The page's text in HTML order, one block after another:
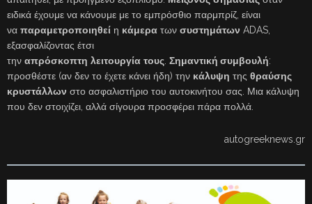
ειδικά έχουμε να κάνουμε με το εμπρόσθιο παρμπρίζ, είναι
να παραμετροποιηθεί η κάμερα των συστημάτων ADAS,
εξασφαλίζοντας έτσι
την απρόσκοπτη λειτουργία τους Σημαντική συμβουλή:
προσθέστε (αν δεν το έχετε κάνει ήδη) την κάλυψη της θραύσης
κρυστάλλων στο ασφαλιστήριο του αυτοκινήτου σας. Μια κάλυψη
που δεν στοιχίζει, αλλά σίγουρα προσφέρει πάρα πολλά.
autogreeknews.gr